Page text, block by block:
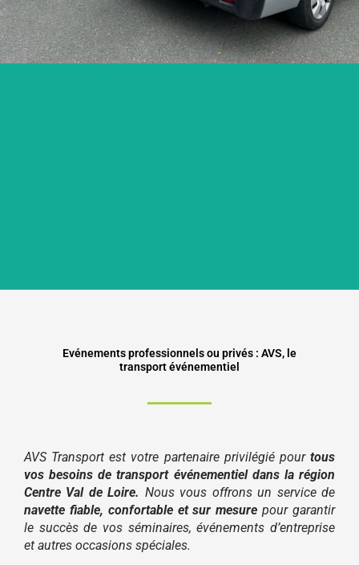
Evénements professionnels ou privés : AVS, le
transport événementiel
AVS Transport est votre partenaire privilégié pour tous
vos besoins de transport événementiel dans la région
Centre Val de Loire. Nous vous offrons un service de
navette fiable, confortable et sur mesure pour garantir
le succès de vos séminaires, événements d’entreprise
et autres occasions spéciales.